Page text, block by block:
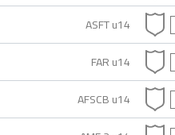
ASFT u14
FAR u14
AFSCB u14